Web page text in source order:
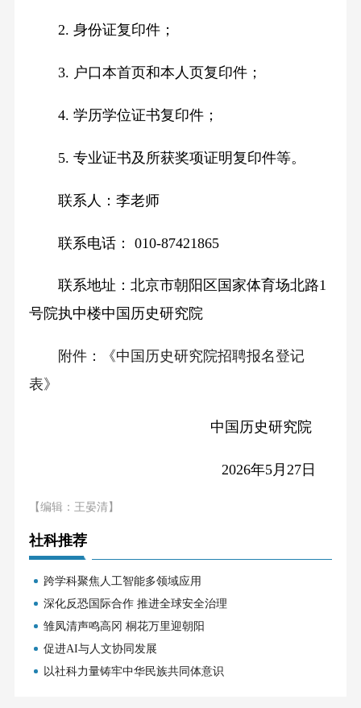
2. 身份证复印件；
3. 户口本首页和本人页复印件；
4. 学历学位证书复印件；
5. 专业证书及所获奖项证明复印件等。
联系人：李老师
联系电话： 010-87421865
联系地址：北京市朝阳区国家体育场北路1
号院执中楼中国历史研究院
附件：《中国历史研究院招聘报名登记
表》
中国历史研究院
2026年5月27日
【编辑：王晏清】
社科推荐
跨学科聚焦人工智能多领域应用
深化反恐国际合作 推进全球安全治理
雏凤清声鸣高冈 桐花万里迎朝阳
促进AI与人文协同发展
以社科力量铸牢中华民族共同体意识